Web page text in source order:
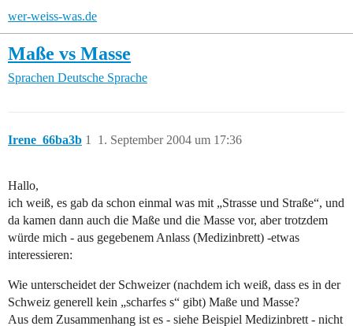
wer-weiss-was.de
Maße vs Masse
Sprachen Deutsche Sprache
Irene_66ba3b 1. September 2004 um 17:36
1
Hallo,
ich weiß, es gab da schon einmal was mit „Strasse und Straße“, und
da kamen dann auch die Maße und die Masse vor, aber trotzdem
würde mich - aus gegebenem Anlass (Medizinbrett) -etwas
interessieren:
Wie unterscheidet der Schweizer (nachdem ich weiß, dass es in der
Schweiz generell kein „scharfes s“ gibt) Maße und Masse?
Aus dem Zusammenhang ist es - siehe Beispiel Medizinbrett - nicht